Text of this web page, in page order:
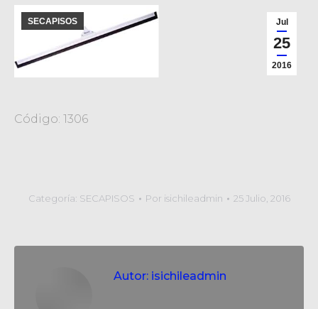
Jul
25
2016
SECAPISOS
Código: 1306
Categoría: SECAPISOS Por isichileadmin 25 Julio, 2016
Autor: isichileadmin